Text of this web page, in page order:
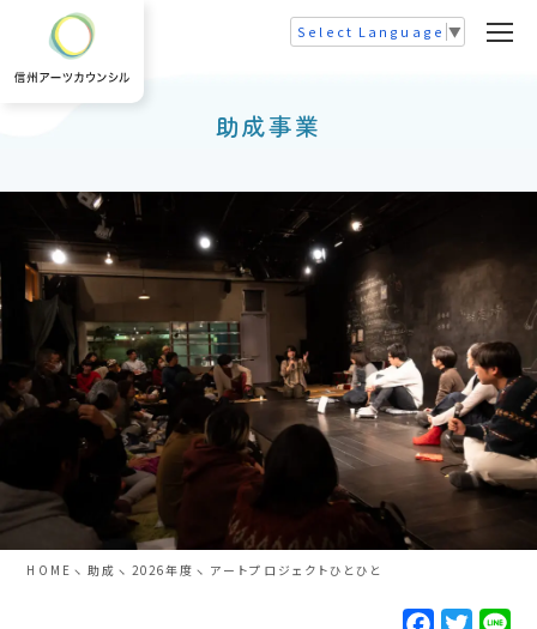
Select Language ▼
HOME 助成 2026年度 アートプロジェクトひとひと
F T L
助成事業